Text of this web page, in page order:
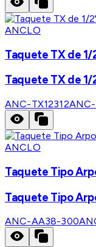
ANCLO
Taquete TX de 1/
Taquete TX de 1/
ANC-TX12312ANC-
ANCLO
Taquete Tipo
Taquete Tipo
ANC-AA38-300